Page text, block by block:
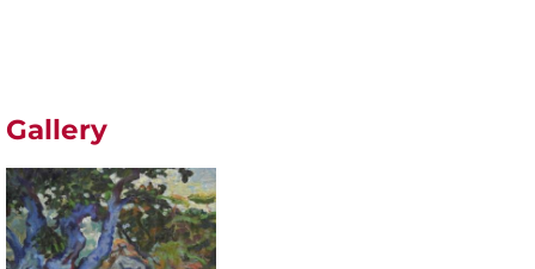
Gallery